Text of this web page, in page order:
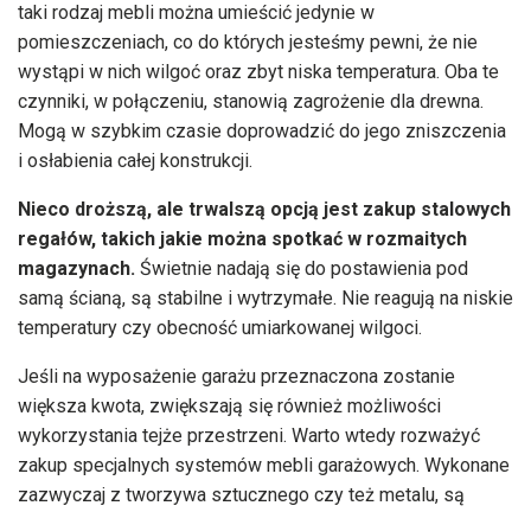
taki rodzaj mebli można umieścić jedynie w
pomieszczeniach, co do których jesteśmy pewni, że nie
wystąpi w nich wilgoć oraz zbyt niska temperatura. Oba te
czynniki, w połączeniu, stanowią zagrożenie dla drewna.
Mogą w szybkim czasie doprowadzić do jego zniszczenia
i osłabienia całej konstrukcji.
Nieco droższą, ale trwalszą opcją jest zakup stalowych
regałów, takich jakie można spotkać w rozmaitych
magazynach. Świetnie nadają się do postawienia pod
samą ścianą, są stabilne i wytrzymałe. Nie reagują na niskie
temperatury czy obecność umiarkowanej wilgoci.
Jeśli na wyposażenie garażu przeznaczona zostanie
większa kwota, zwiększają się również możliwości
wykorzystania tejże przestrzeni. Warto wtedy rozważyć
zakup specjalnych systemów mebli garażowych. Wykonane
zazwyczaj z tworzywa sztucznego czy też metalu, są